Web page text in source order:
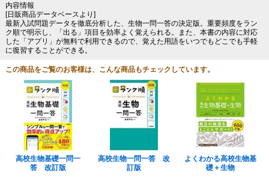
内容情報
[日販商品データベースより]
最新入試問題データを徹底分析した、生物一問一答の決定版。重要頻度をラン
ク順で明示し、「出る」項目を効率よく覚えられる。また、本書の内容に対応
した「アプリ」が無料で利用できるので、覚えた用語をいつでもどこでも手軽
に復習することができる。
この商品をご覧のお客様は、こんな商品もチェックしています。
高校生物基礎一問一
答 改訂版
高校生物一問一答 改
訂版
よくわかる高校生物基
礎＋生物